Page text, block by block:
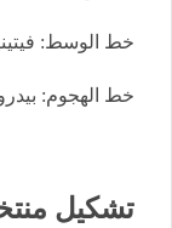
خط الوسط:
خط الهجوم: بيدرو
تشكيل